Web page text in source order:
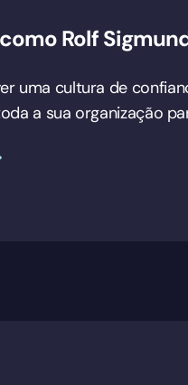
Rolf
uma cultura de
a sua organização